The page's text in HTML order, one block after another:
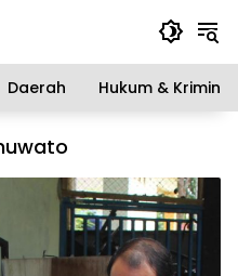
Daerah Hukum & Kriminal